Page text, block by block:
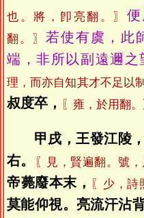
也。將，卽亮翻。〗 便
翻。〗 若使有虞，此
端，非所以副遠邇之
理，而亦自知其才不足以
叔度卒，
〖雍，於用翻。
甲戌，王發江陵
右。
〖見，賢遍翻。號，
帝薨廢本末，
〖少，詩
莫能仰視。亮流汗沾